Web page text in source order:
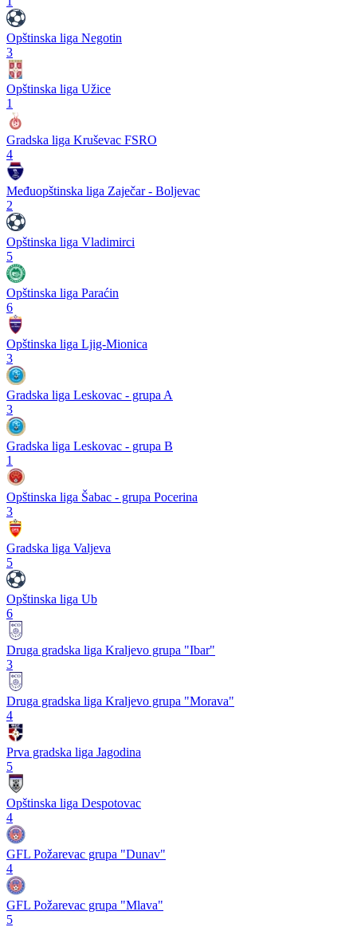
Opštinska liga Negotin
3
Opštinska liga Užice
1
Gradska liga Kruševac FSRO
4
Međuopštinska liga Zaječar - Boljevac
2
Opštinska liga Vladimirci
5
Opštinska liga Paraćin
6
Opštinska liga Ljig-Mionica
3
Gradska liga Leskovac - grupa A
3
Gradska liga Leskovac - grupa B
1
Opštinska liga Šabac - grupa Pocerina
3
Gradska liga Valjeva
5
Opštinska liga Ub
6
Druga gradska liga Kraljevo grupa "Ibar"
3
Druga gradska liga Kraljevo grupa "Morava"
4
Prva gradska liga Jagodina
5
Opštinska liga Despotovac
4
GFL Požarevac grupa "Dunav"
4
GFL Požarevac grupa "Mlava"
5